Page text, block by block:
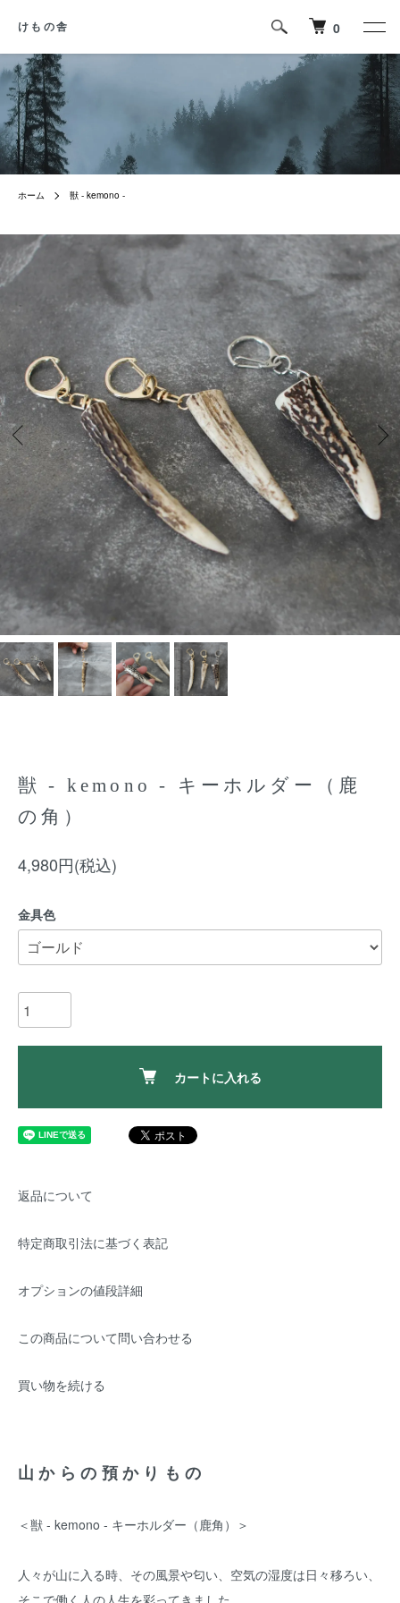
けもの舎 0
ホーム 獣 - kemono -
獣 - kemono - キーホルダー（鹿
の角）
4,980円(税込)
金具色
カートに入れる
返品について
特定商取引法に基づく表記
オプションの値段詳細
この商品について問い合わせる
買い物を続ける
山からの預かりもの
＜獣 - kemono - キーホルダー（鹿角）＞
人々が山に入る時、その風景や匂い、空気の湿度は日々移ろい、
そこで働く人の人生を彩ってきました。